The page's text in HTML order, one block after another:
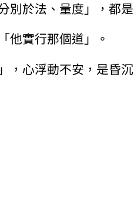
別於法、量度」，都是
他實行那個道」。
，心浮動不安，是昏